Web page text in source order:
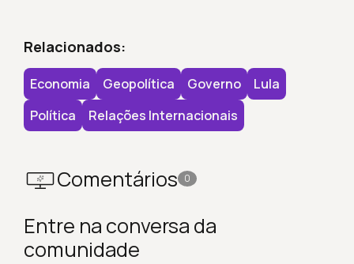
Relacionados:
Economia Geopolítica Governo
Lula
Política
Relações Internacionais
Comentários 0
Entre na conversa da
comunidade